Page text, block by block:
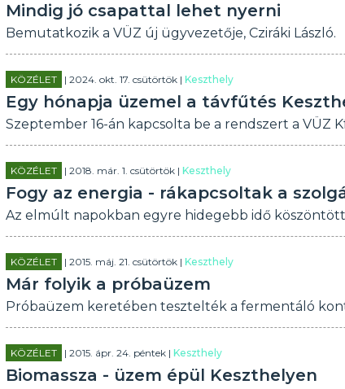
Mindig jó csapattal lehet nyerni
Bemutatkozik a VÜZ új ügyvezetője, Cziráki László.
KÖZÉLET | 2024. okt. 17. csütörtök | Keszthely
Egy hónapja üzemel a távfűtés
Szeptember 16-án kapcsolta be a rendszert a VÜZ
KÖZÉLET | 2018. már. 1. csütörtök | Keszthely
Fogy az energia - rákapcsoltak a
Az elmúlt napokban egyre hidegebb idő
KÖZÉLET | 2015. máj. 21. csütörtök | Keszthely
Már folyik a próbaüzem
Próbaüzem keretében tesztelték a fermentáló
KÖZÉLET | 2015. ápr. 24. péntek | Keszthely
Biomassza - üzem épül Keszthelyen